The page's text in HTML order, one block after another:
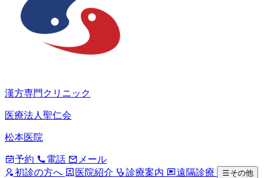
漢方専門クリニック
医療法人聖仁会
松本医院
予約 電話
メール
初診の方へ
医院紹介 診療案内 遠隔診療 その他